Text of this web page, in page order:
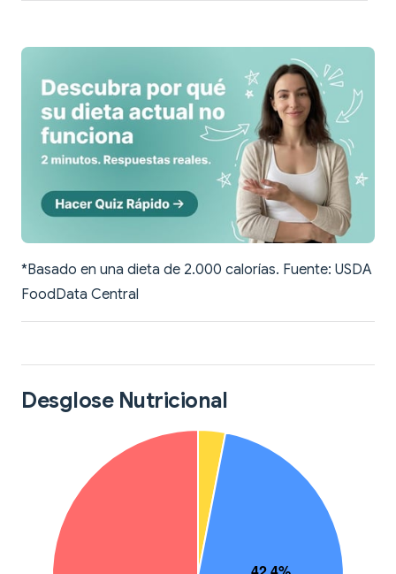
*Basado en una dieta de 2.000 calorías. Fuente: USDA
FoodData Central
Desglose Nutricional